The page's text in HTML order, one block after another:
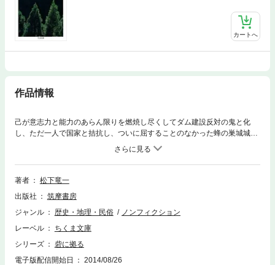
カートへ
作品情報
己が意志力と能力のあらん限りを燃焼し尽くしてダム建設反対の鬼と化
し、ただ一人で国家と拮抗し、ついに屈することのなかった蜂の巣城城
主・室原知幸。「法には法、暴には暴」のスローガンの下、奇抜な山砦戦
術、芝居っ気たっぷりな作戦。そして六法全書を武器として果敢に闘った
室原の凄絶な半生を、豊富な資料と丹念な聞き書きをもとに、躍動する文
体で描ききった感動の記録文学大作。
著者
松下竜一
出版社
筑摩書房
ジャンル
歴史・地理・民俗
ノンフィクション
レーベル
ちくま文庫
シリーズ
砦に拠る
電子版配信開始日
2014/08/26